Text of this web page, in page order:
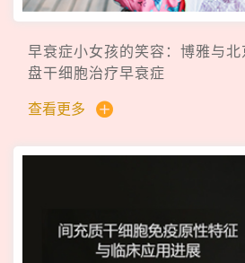
早衰症小女孩的笑容：博雅与
盘干细胞治疗早衰症
查看更多